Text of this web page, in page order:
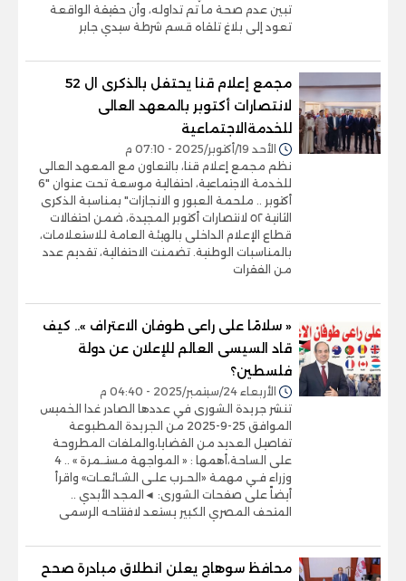
تبين عدم صحة ما تم تداوله، وأن حقيقة الواقعة
تعود إلى بلاغ تلقاه قسم شرطة سيدي جابر
مجمع إعلام قنا يحتفل بالذكرى ال 52
لانتصارات أكتوبر بالمعهد العالى
للخدمةالاجتماعية
الأحد 19/أكتوبر/2025 - 07:10 م
نظم مجمع إعلام قنا، بالتعاون مع المعهد العالى
للخدمة الاجتماعية، احتفالية موسعة تحت عنوان "6
أكتوبر .. ملحمة العبور و الانجازات" بمناسبة الذكرى
الثانية ٥٢ لانتصارات أكتوبر المجيدة، ضمن احتفالات
قطاع الإعلام الداخلى بالهيئة العامة للاستعلامات،
بالمناسبات الوطنية. تضمنت الاحتفالية، تقديم عدد
من الفقرات
« سلامًا على راعى طوفان الاعتراف ».. كيف
قاد السيسى العالم للإعلان عن دولة
فلسطين؟
الأربعاء 24/سبتمبر/2025 - 04:40 م
تنشر جريدة الشورى في عددها الصادر غدا الخميس
الموافق 25-9-2025 من الجريدة المطبوعة
تفاصيل العديد من القضايا،والملفات المطروحة
على الساحة،أهمها : « المواجهة مستــمرة » .. 4
وزراء فـي مهمة «الحـرب علـى الشـائعـات» واقرأ
أيضاً على صفحات الشورى: ◄المجد الأبدي ..
المتحف المصري الكبير يستعد لافتتاحه الرسمى
محافظ سوهاج يعلن انطلاق مبادرة صحح